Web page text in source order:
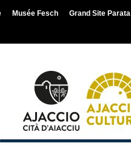
Musée Fesch Grand Site Parata